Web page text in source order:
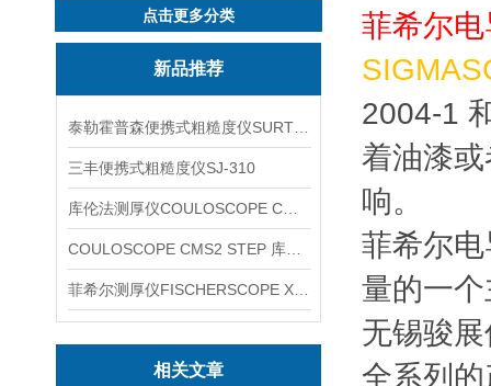
点击更多分类
新品推荐
三丰便携式粗糙度仪SJ-310
相关文章
菲希尔
2004-1
着油漆
响。
菲希尔
量的一
无锡骏
全系列